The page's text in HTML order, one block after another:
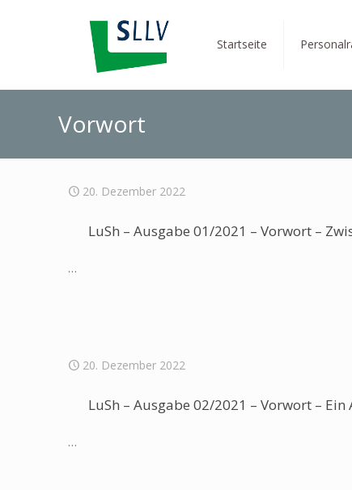
Startseite
Vorwort
20. Dezember 2022
LuSh – Ausgabe 01/2021 – Vorwort –
…
20. Dezember 2022
LuSh – Ausgabe 02/2021 – Vorwort –
…